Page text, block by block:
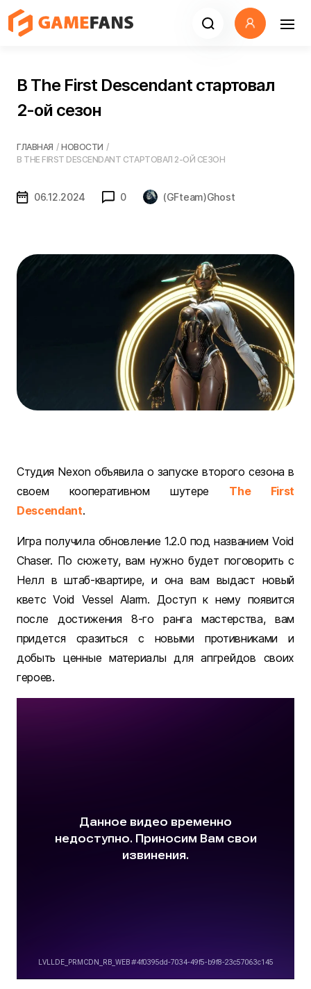
В The First Descendant стартовал
2-ой сезон
ГЛАВНАЯ / НОВОСТИ /
В THE FIRST DESCENDANT СТАРТОВАЛ 2-ОЙ СЕЗОН
06.12.2024 0 (GFteam)Ghost
Студия Nexon объявила о запуске второго сезона в
своем кооперативном шутере The First
Descendant.
Игра получила обновление 1.2.0 под названием Void
Chaser. По сюжету, вам нужно будет поговорить с
Нелл в штаб-квартире, и она вам выдаст новый
кветс Void Vessel Alarm. Доступ к нему появится
после достижения 8-го ранга мастерства, вам
придется сразиться с новыми противниками и
добыть ценные материалы для апгрейдов своих
героев.